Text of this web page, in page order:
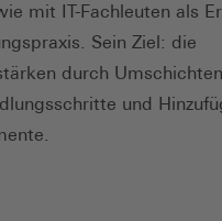
mit IT-Fachleuten als
Sein Ziel: die
durch Umschichten
und